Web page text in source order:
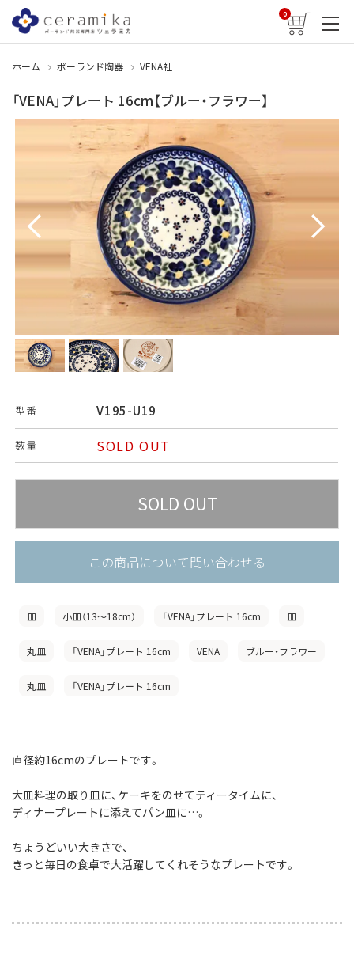
0
ホーム ポーランド陶器 VENA社
「VENA」プレート 16cm【ブルー・フラワー】
型番 V195-U19
数量 SOLD OUT
この商品について問い合わせる
皿 小皿（13〜18cm） 「VENA」プレート 16cm 皿
丸皿 「VENA」プレート 16cm VENA ブルー・フラワー
丸皿 「VENA」プレート 16cm
直径約16cmのプレートです。
大皿料理の取り皿に、ケーキをのせてティータイムに、
ディナープレートに添えてパン皿に…。
ちょうどいい大きさで、
きっと毎日の食卓で大活躍してくれそうなプレートです。